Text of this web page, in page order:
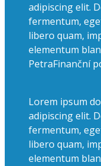
adipiscing elit.
fermentum,
libero quam,
elementum
PetraFinanční
Lorem ipsum
adipiscing elit.
fermentum,
libero quam,
elementum